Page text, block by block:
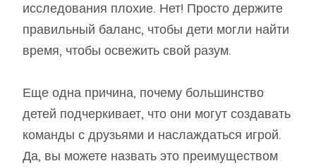
исследования плохие. Нет! Просто держите
правильный баланс, чтобы дети могли найти
время, чтобы освежить свой разум.
Еще одна причина, почему большинство
детей подчеркивает, что они могут создавать
команды с друзьями и наслаждаться игрой.
Да, вы можете назвать это преимуществом